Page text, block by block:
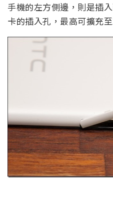
手機的左方側邊，則是插
卡的插入孔，最高可擴充